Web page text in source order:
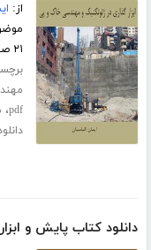
از:
۲۱ صفحه
pdf،
دانلود کتاب پایش و